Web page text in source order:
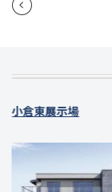
小倉東展示場